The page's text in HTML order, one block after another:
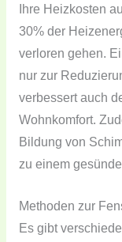
Ihre Heizkosten
30% der
verloren gehen.
nur zur
verbessert auch
Wohnkomfort.
Bildung von
zu einem
Methoden zur
Es gibt